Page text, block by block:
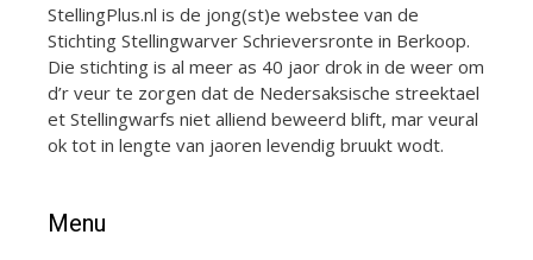
StellingPlus.nl is de jong(st)e webstee van de
Stichting Stellingwarver Schrieversronte in Berkoop.
Die stichting is al meer as 40 jaor drok in de weer om
d’r veur te zorgen dat de Nedersaksische streektael
et Stellingwarfs niet alliend beweerd blift, mar veural
ok tot in lengte van jaoren levendig bruukt wodt.
Menu